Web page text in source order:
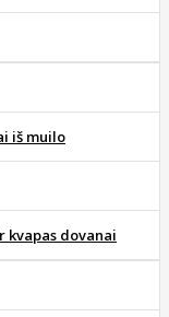
iš muilo
kvapas dovanai